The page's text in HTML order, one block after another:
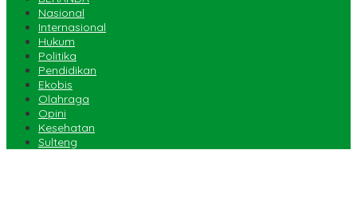
Nasional
Internasional
Hukum
Politika
Pendidikan
Ekobis
Olahraga
Opini
Kesehatan
Sulteng